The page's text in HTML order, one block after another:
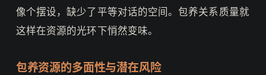
像个摆设，缺少了平等对话的空间。包养关系质量就
这样在资源的光环下悄然变味。
包养资源的多面性与潜在风险